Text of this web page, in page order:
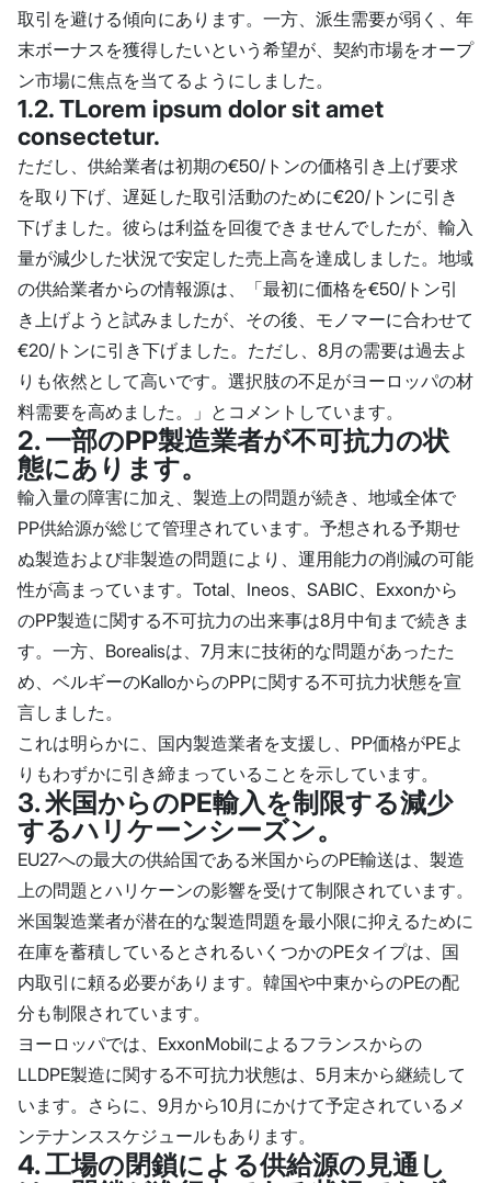
取引を避ける傾向にあります。一方、派生需要が弱く、年
末ボーナスを獲得したいという希望が、契約市場をオープ
ン市場に焦点を当てるようにしました。
1.2. TLorem ipsum dolor sit amet
consectetur.
ただし、供給業者は初期の€50/トンの価格引き上げ要求
を取り下げ、遅延した取引活動のために€20/トンに引き
下げました。彼らは利益を回復できませんでしたが、輸入
量が減少した状況で安定した売上高を達成しました。地域
の供給業者からの情報源は、「最初に価格を€50/トン引
き上げようと試みましたが、その後、モノマーに合わせて
€20/トンに引き下げました。ただし、8月の需要は過去よ
りも依然として高いです。選択肢の不足がヨーロッパの材
料需要を高めました。」とコメントしています。
2. 一部のPP製造業者が不可抗力の状
態にあります。
輸入量の障害に加え、製造上の問題が続き、地域全体で
PP供給源が総じて管理されています。予想される予期せ
ぬ製造および非製造の問題により、運用能力の削減の可能
性が高まっています。Total、Ineos、SABIC、Exxonから
のPP製造に関する不可抗力の出来事は8月中旬まで続きま
す。一方、Borealisは、7月末に技術的な問題があったた
め、ベルギーのKalloからのPPに関する不可抗力状態を宣
言しました。
これは明らかに、国内製造業者を支援し、PP価格がPEよ
りもわずかに引き締まっていることを示しています。
3. 米国からのPE輸入を制限する減少
するハリケーンシーズン。
EU27への最大の供給国である米国からのPE輸送は、製造
上の問題とハリケーンの影響を受けて制限されています。
米国製造業者が潜在的な製造問題を最小限に抑えるために
在庫を蓄積しているとされるいくつかのPEタイプは、国
内取引に頼る必要があります。韓国や中東からのPEの配
分も制限されています。
ヨーロッパでは、ExxonMobilによるフランスからの
LLDPE製造に関する不可抗力状態は、5月末から継続して
います。さらに、9月から10月にかけて予定されているメ
ンテナンススケジュールもあります。
4. 工場の閉鎖による供給源の見通し